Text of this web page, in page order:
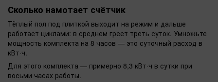
Сколько намотает счётчик
Тёплый пол под плиткой выходит на режим и дальше
работает циклами: в среднем греет треть суток. Умножьте
мощность комплекта на 8 часов — это суточный расход в
кВт·ч.
Для этого комплекта — примерно 8,3 кВт·ч в сутки при
восьми часах работы.